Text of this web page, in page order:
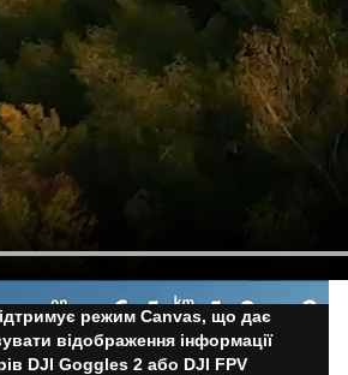
режим Canvas, що дає
відображення інформації
DJI Goggles 2 або DJI FPV